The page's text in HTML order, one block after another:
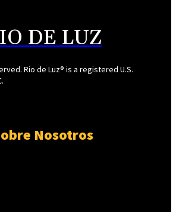
DE LUZ
Rio de Luz® is a registered U.S.
Nosotros